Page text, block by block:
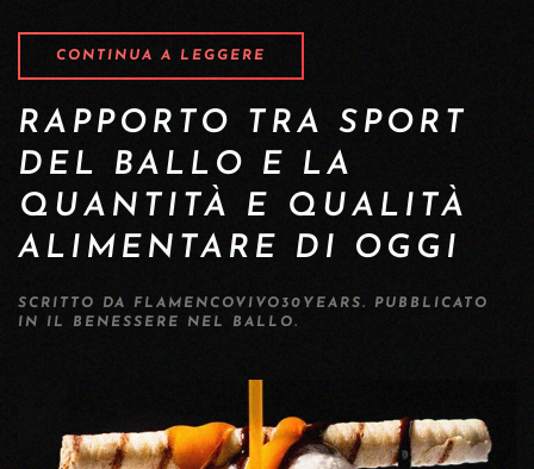
CONTINUA A LEGGERE
RAPPORTO TRA SPORT
DEL BALLO E LA
QUANTITÀ E QUALITÀ
ALIMENTARE DI OGGI
SCRITTO DA FLAMENCOVIVO30YEARS. PUBBLICATO
IN IL BENESSERE NEL BALLO.